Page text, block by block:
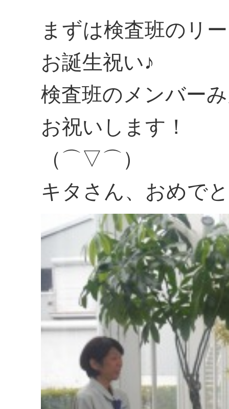
まずは検査班のリ
お誕生祝い♪
検査班のメンバー
お祝いします！
（⌒▽⌒）
キタさん、おめで